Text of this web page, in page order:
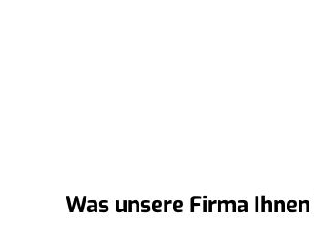
Was unsere Firma